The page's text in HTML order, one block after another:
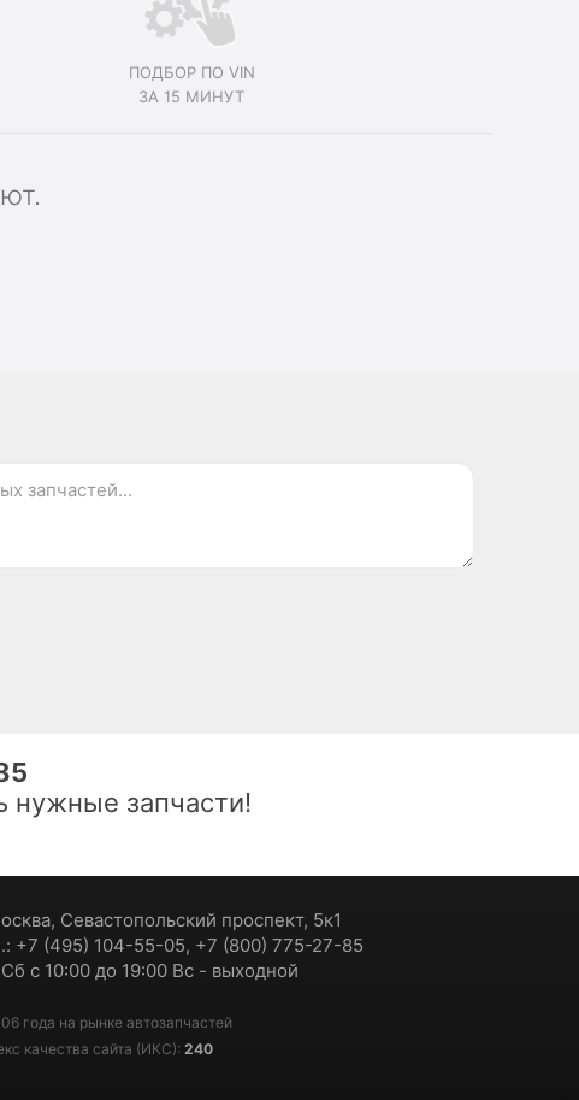
ПОДБОР ПО VIN
ЗА 15 МИНУТ
запчасти!
Севастопольский проспект, 5к1
+7 (495) 104-55-05, +7 (800) 775-27-85
с 10:00 до 19:00 Вс - выходной
года на рынке автозапчастей
качества сайта (ИКС): 240